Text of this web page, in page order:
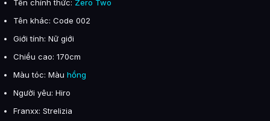
Tên chính thức: Zero Two
Tên khác: Code 002
Giới tính: Nữ giới
Chiều cao: 170cm
Màu tóc: Màu hồng
Người yêu: Hiro
Franxx: Strelizia